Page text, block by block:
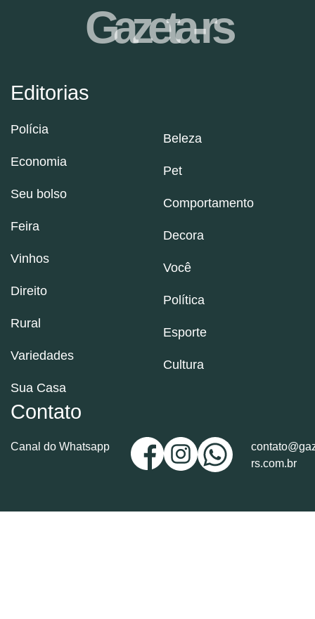
Editorias
Polícia
Economia
Seu bolso
Feira
Vinhos
Direito
Rural
Variedades
Sua Casa
Beleza
Pet
Comportamento
Decora
Você
Política
Esporte
Cultura
Contato
Canal do Whatsapp
rs.com.br
Gazeta-rs